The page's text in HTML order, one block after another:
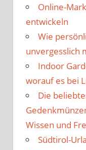
Online-
entwickeln
Wie
unvergesslich
Indoor
worauf es bei
Die
Wissen und
Südtirol-